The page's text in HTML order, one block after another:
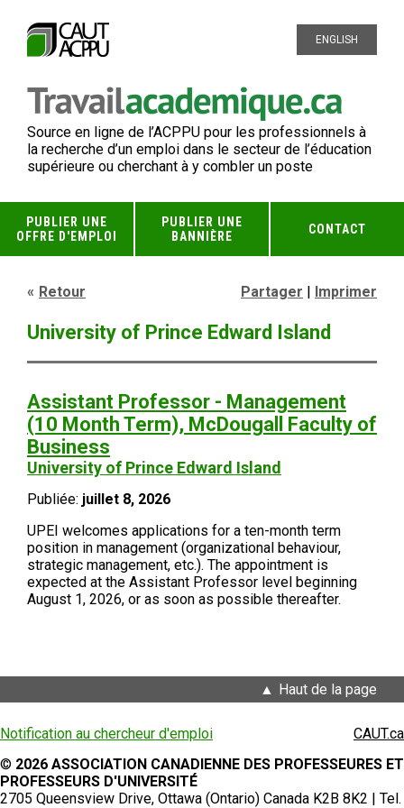
ENGLISH
Source en ligne de l’ACPPU pour les professionnels à
la recherche d’un emploi dans le secteur de l’éducation
supérieure ou cherchant à y combler un poste
PUBLIER UNE
OFFRE D'EMPLOI
PUBLIER UNE
BANNIÈRE
CONTACT
Retour Partager | Imprimer
University of Prince Edward Island
Assistant Professor - Management
(10 Month Term), McDougall Faculty of
Business
University of Prince Edward Island
Publiée: juillet 8, 2026
UPEI welcomes applications for a ten-month term
position in management (organizational behaviour,
strategic management, etc.). The appointment is
expected at the Assistant Professor level beginning
August 1, 2026, or as soon as possible thereafter.
Haut de la page
Notification au chercheur d'emploi
CAUT.ca
© 2026 ASSOCIATION CANADIENNE DES PROFESSEURES ET
PROFESSEURS D'UNIVERSITÉ
2705 Queensview Drive, Ottawa (Ontario) Canada K2B 8K2 | Tel.